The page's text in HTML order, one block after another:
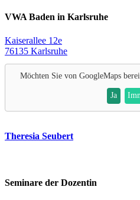
VWA Baden in Karlsruhe
Kaiserallee 12e
76135 Karlsruhe
Möchten Sie von GoogleMaps
Ja
Theresia Seubert
Seminare der Dozentin